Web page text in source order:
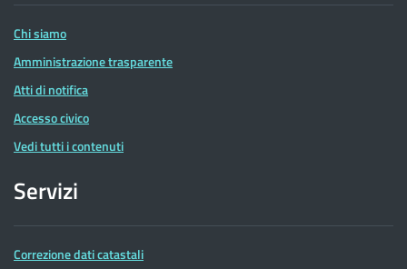
Chi siamo
Amministrazione trasparente
Atti di notifica
Accesso civico
Vedi tutti i contenuti
Servizi
Correzione dati catastali